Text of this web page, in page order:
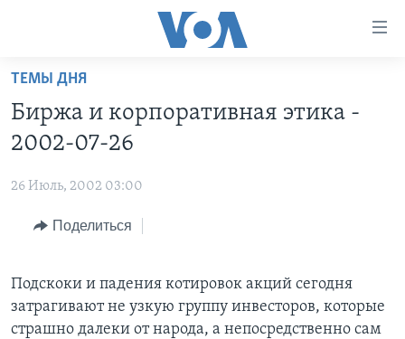
Перейти
основной
контент
навигации
ПРОГРАММЫ
НОВОСТИ ЗА МИНУТУ
ИТОГИ
ДИСКУССИЯ VOA
ДЕТАЛИ
УЧИМ АНГЛИЙСКИЙ
НАША АМЕРИКАНСКАЯ ИСТОРИЯ
АРТЕФАКТЫ
АМЕРИКАНСКИЕ ГОРОДКИ
ЭКСПЕРТИЗА
ИНТЕРВЬЮ
ЗА СВОБОДУ ПРЕССЫ
УЧИМ АНГЛИЙСКИЙ
ТЕМЫ ДНЯ
Биржа и корпоративная этика -
2002-07-26
26 Июль, 2002 03:00
Поделиться
Подскоки и падения котировок акций сегодня
затрагивают не узкую группу инвесторов, которые
страшно далеки от народа, а непосредственно сам